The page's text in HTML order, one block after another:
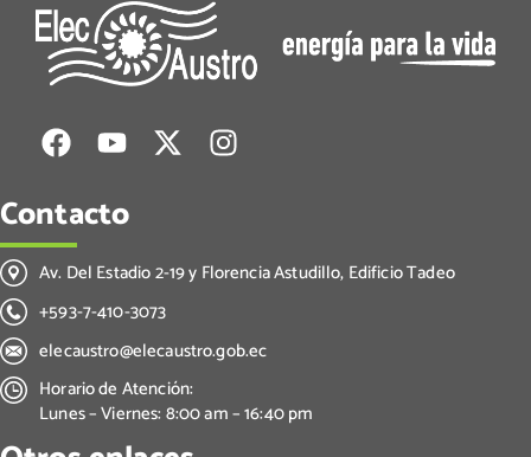
Contacto
Av. Del Estadio 2-19 y Florencia Astudillo, Edificio Tadeo
+593-7-410-3073
elecaustro@elecaustro.gob.ec
Horario de Atención:
Lunes – Viernes: 8:00 am – 16:40 pm